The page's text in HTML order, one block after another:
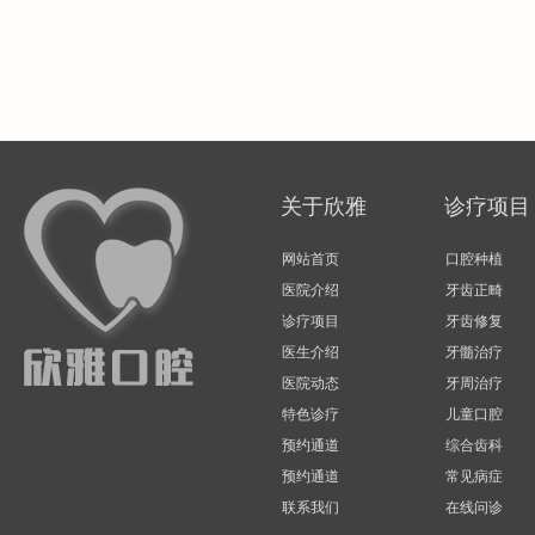
关于欣雅
网站首页
医院介绍
诊疗项目
医生介绍
医院动态
特色诊疗
预约通道
预约通道
联系我们
诊疗项目
口腔种植
牙齿正畸
牙齿修复
牙髓治疗
牙周治疗
儿童口腔
综合齿科
常见病症
在线问诊